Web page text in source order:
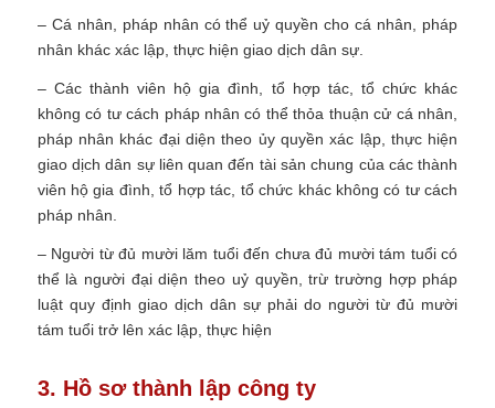
– Cá nhân, pháp nhân có thể uỷ quyền cho cá nhân, pháp
nhân khác xác lập, thực hiện giao dịch dân sự.
– Các thành viên hộ gia đình, tổ hợp tác, tổ chức khác
không có tư cách pháp nhân có thể thỏa thuận cử cá nhân,
pháp nhân khác đại diện theo ủy quyền xác lập, thực hiện
giao dịch dân sự liên quan đến tài sản chung của các thành
viên hộ gia đình, tổ hợp tác, tổ chức khác không có tư cách
pháp nhân.
– Người từ đủ mười lăm tuổi đến chưa đủ mười tám tuổi có
thể là người đại diện theo uỷ quyền, trừ trường hợp pháp
luật quy định giao dịch dân sự phải do người từ đủ mười
tám tuổi trở lên xác lập, thực hiện
3. Hồ sơ thành lập công ty